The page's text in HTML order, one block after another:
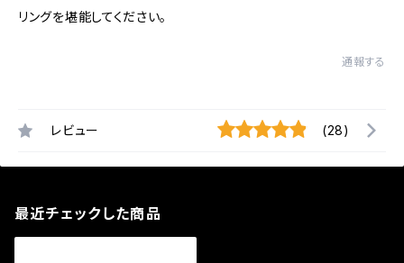
リングを堪能してください。
通報する
レビュー (28)
最近チェックした商品